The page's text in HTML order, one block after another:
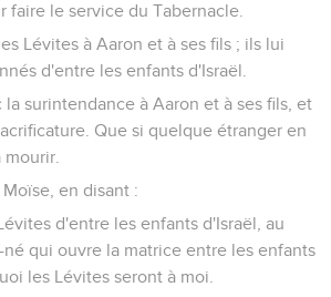
faire le service du Tabernacle.
Lévites à Aaron et à ses fils ; ils lui
d'entre les enfants d'Israël.
la surintendance à Aaron et à ses fils, et
Que si quelque étranger en
en disant :
d'entre les enfants d'Israël, au
qui ouvre la matrice entre les enfants
les Lévites seront à moi.